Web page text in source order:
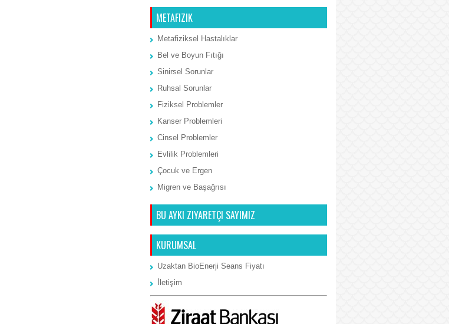
METAFIZIK
Metafiziksel Hastalıklar
Bel ve Boyun Fıtığı
Sinirsel Sorunlar
Ruhsal Sorunlar
Fiziksel Problemler
Kanser Problemleri
Cinsel Problemler
Evlilik Problemleri
Çocuk ve Ergen
Migren ve Başağrısı
BU AYKI ZIYARETÇI SAYIMIZ
KURUMSAL
Uzaktan BioEnerji Seans Fiyatı
İletişim